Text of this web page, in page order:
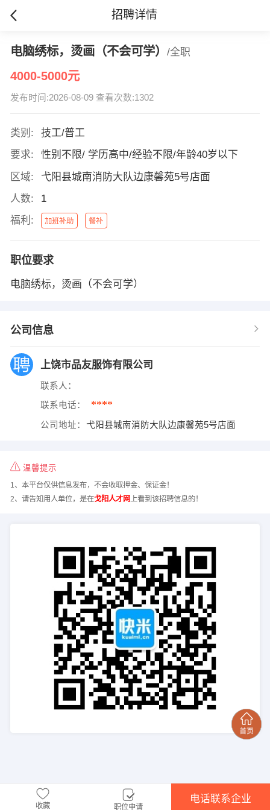
招聘详情
电脑绣标，烫画（不会可学） /全职
4000-5000元
发布时间:2026-08-09 查看次数:1302
类别:
技工/普工
要求:
性别不限/ 学历高中/经验不限/年龄40岁以下
区域:
弋阳县城南消防大队边康馨苑5号店面
人数:
1
福利:
加班补助 餐补
职位要求
电脑绣标，烫画（不会可学）
公司信息
上饶市品友服饰有限公司
联系人：
联系电话： ****
公司地址： 弋阳县城南消防大队边康馨苑5号店面
温馨提示
1、本平台仅供信息发布，不会收取押金、保证金！
2、请告知用人单位，是在戈阳人才网 上看到该招聘信息的！
收藏 职位申请
电话联系企业